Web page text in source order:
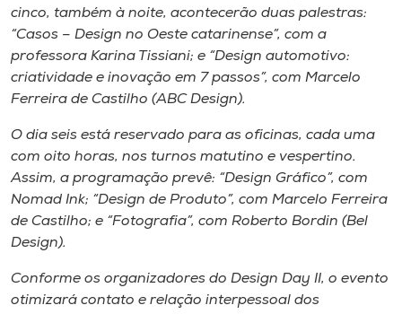
Editora
Rádio
Museu
Unoesc
Store
Selecione
cinco, também à noite, acontecerão duas palestras:
“Casos – Design no Oeste catarinense”, com a
professora Karina Tissiani; e “Design automotivo:
criatividade e inovação em 7 passos”, com Marcelo
Ferreira de Castilho (ABC Design).
O dia seis está reservado para as oficinas, cada uma
com oito horas, nos turnos matutino e vespertino.
Assim, a programação prevê: “Design Gráfico”, com
Nomad Ink; “Design de Produto”, com Marcelo Ferreira
de Castilho; e “Fotografia”, com Roberto Bordin (Bel
Design).
Conforme os organizadores do Design Day II, o evento
otimizará contato e relação interpessoal dos